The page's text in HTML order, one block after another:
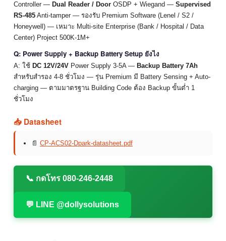
Controller — Dual Reader / Door OSDP + Wiegand — Supervised
RS-485 Anti-tamper — รองรับ Premium Software (Lenel / S2 /
Honeywell) — เหมาะ Multi-site Enterprise (Bank / Hospital / Data
Center) Project 500K-1M+
Q: Power Supply + Backup Battery Setup ยังไง
A: ใช้ DC 12V/24V Power Supply 3-5A — Backup Battery 7Ah
สำหรับสำรอง 4-8 ชั่วโมง — รุ่น Premium มี Battery Sensing + Auto-
charging — ตามมาตรฐาน Building Code ต้อง Backup ขั้นต่ำ 1
ชั่วโมง
📥 Datasheet
📄 CP-ACS02-Dpark-datasheet.pdf
📞 กดโทร 080-246-2448
💬 LINE @dollysolutions